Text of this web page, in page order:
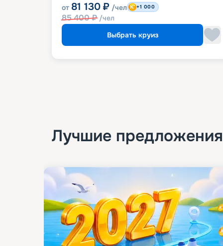
от 81 130 ₽ /чел
85 400₽ /чел
+1 000
Выбрать круиз
Лучшие предложения